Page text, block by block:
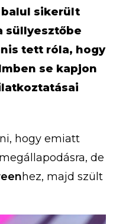
balul sikerült
süllyesztőbe
tett róla, hogy
se kapjon
hogy emiatt
de
hez, majd szült